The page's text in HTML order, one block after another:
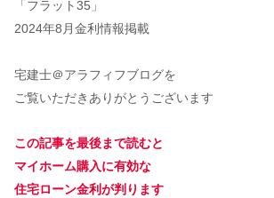
「フラット35」
2024年8月金利情報掲載
宅建士＠アラフィフブログを
ご覧いただきありがとうございます
この記事を最後まで読むと
マイホーム購入に有効な
住宅ローン金利が判ります